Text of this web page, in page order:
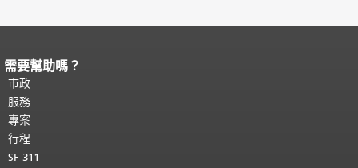
頁面內容結束。
都會重複顯示。
需要幫助嗎？
市政
服務
專案
行程
SF 311